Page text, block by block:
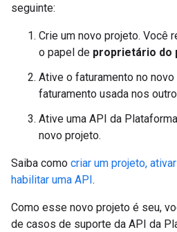
seguinte:
Crie um novo projeto. Você
o papel de proprietário do
Ative o faturamento no
faturamento usada nos
Ative uma API da
novo projeto.
Saiba como criar um projeto,
habilitar uma API.
Como esse novo projeto é seu,
de casos de suporte da API da